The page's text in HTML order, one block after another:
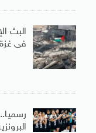
البث
فى